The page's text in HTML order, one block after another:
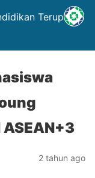
Terupdate
2 tahun ago